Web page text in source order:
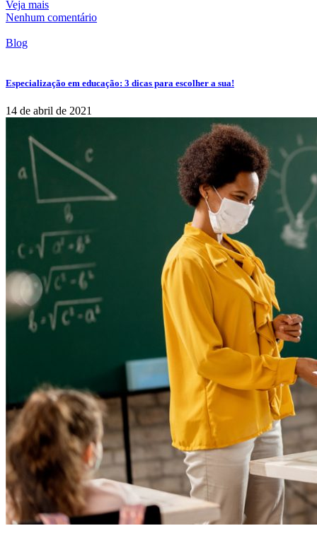
Veja mais
Nenhum comentário
Blog
Especialização em educação: 3 dicas para escolher a sua!
14 de abril de 2021